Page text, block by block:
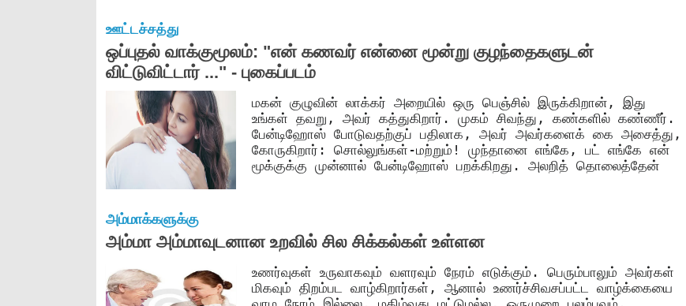
ஊட்டச்சத்து
ஒப்புதல் வாக்குமூலம்: "என் கணவர் என்னை மூன்று குழந்தைகளுடன்
விட்டுவிட்டார் ..." - புகைப்படம்
மகன் குழுவின் லாக்கர் அறையில் ஒரு பெஞ்சில் இருக்கிறான், இது
உங்கள் தவறு, அவர் கத்துகிறார். முகம் சிவந்து, கண்களில் கண்ணீர்.
பேன்டிஹோஸ் போடுவதற்குப் பதிலாக, அவர் அவர்களைக் கை அசைத்து,
கோருகிறார்: சொல்லுங்கள்-மற்றும்! முந்தானை எங்கே, பட் எங்கே என்
மூக்குக்கு முன்னால் பேன்டிஹோஸ் பறக்கிறது. அலறித் தொலைத்தேன்
அம்மாக்களுக்கு
அம்மா அம்மாவுடனான உறவில் சில சிக்கல்கள் உள்ளன
உணர்வுகள் உருவாகவும் வளரவும் நேரம் எடுக்கும். பெரும்பாலும் அவர்கள்
மிகவும் திறம்பட வாழ்கிறார்கள், ஆனால் உணர்ச்சிவசப்பட்ட வாழ்க்கையை